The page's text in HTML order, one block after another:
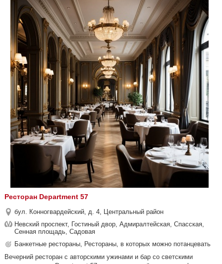
Ресторан Department 57
бул. Конногвардейский, д. 4, Центральный район
Невский проспект, Гостиный двор, Адмиралтейская, Спасская,
Сенная площадь, Садовая
Банкетные рестораны, Рестораны, в которых можно потанцевать
Вечерний ресторан с авторскими ужинами и бар со светскими